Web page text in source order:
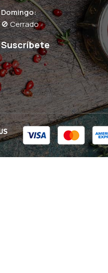
Domingo:
🚫 Cerrado
Suscríbete